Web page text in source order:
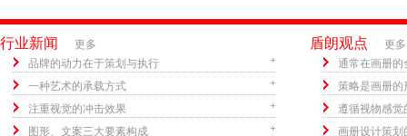
行业新闻
更多
品牌的动力在于策划与执行
一种艺术的承载方式
注重视觉的冲击效果
图形、文案三大要素构成
盾朗观点
更多
通常在画册的
策略是画册的
遵循视物感觉
画册设计策划